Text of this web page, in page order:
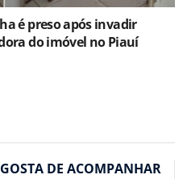
é preso após invadir
do imóvel no Piauí
DE ACOMPANHAR